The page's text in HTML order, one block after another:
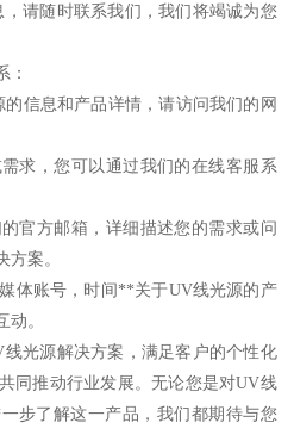
请随时联系我们，我们将竭诚为您
：
信息和产品详情，请访问我们的网
求，您可以通过我们的在线客服系
官方邮箱，详细描述您的需求或问
案。
体账号，时间**关于UV线光源的产
。
光源解决方案，满足客户的个性化
同推动行业发展。无论您是对UV线
步了解这一产品，我们都期待与您